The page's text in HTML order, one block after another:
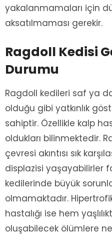
yakalanmamaları için
aksatılmaması gerekir.
Ragdoll Kedisi
Durumu
Ragdoll kedileri saf ya
olduğu gibi yatkınlık
sahiptir. Özellikle kalp
oldukları bilinmektedir.
çevresi akıntısı sık
displazisi yaşayabilirler
kedilerinde büyük
olmamaktadır.
hastalığı ise hem
oluşabilecek ölümlere